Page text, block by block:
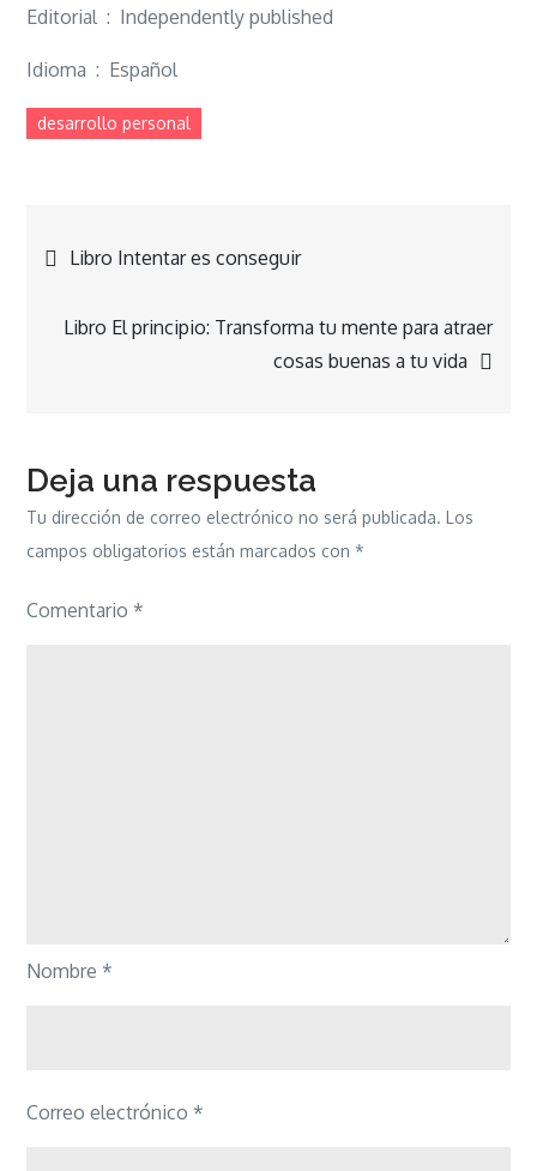
Editorial ‏ : ‎ Independently published
Idioma ‏ : ‎ Español
desarrollo personal
Navegación
de
Libro Intentar es conseguir
Libro El principio: Transforma tu mente para atraer
cosas buenas a tu vida
Deja una respuesta
Tu dirección de correo electrónico no será publicada. Los
campos obligatorios están marcados con*
Comentario *
Nombre *
Correo electrónico *